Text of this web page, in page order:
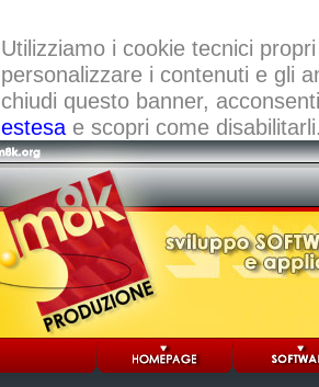
Utilizziamo i cookie tecnici
personalizzare i contenuti e gli
chiudi questo banner,
estesae scopri come